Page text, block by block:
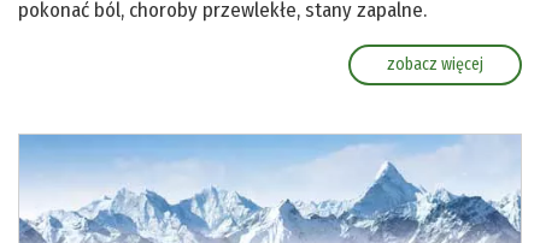
pokonać ból, choroby przewlekłe, stany zapalne.
zobacz więcej